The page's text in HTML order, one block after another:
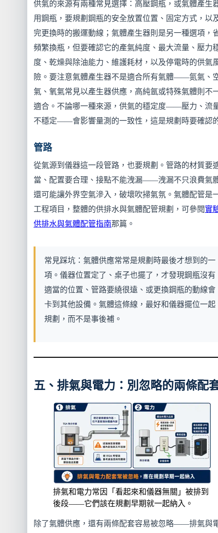
供氣的來源有兩種常見選擇：高壓鋼瓶，或氣體產生
用鋼瓶，要規劃鋼瓶的安全放置位置、固定方式，以
完更換時的搬運動線；氣體產生器則是另一種選項，
頻繁換瓶，但要確認它的產氣純度、最大流量、壓力
度、乾燥與除油能力、維護耗材，以及停電時的供氣
險。要注意氣體產生器不是適合所有氣體——氮氣、
氣、氧氣常見以產生器供應，高純氬或特殊氣體則不
適合。不論哪一種來源，供氣的穩定度——壓力、流
不穩定——會影響量測的一致性，這是規劃時要確認
管路
從氣源到儀器這一段管路，也要規劃。管路的材質要
當、配置要合理、接點不能洩漏——洩漏不只浪費氣
還可能讓外界空氣滲入，破壞吹掃氣氛。氣體配管是
工程項目，整體的供排水與氣體配管規劃，可參閱實
供排水與氣體配管指南那篇。
常見踩坑：氣體供應常常是規劃時最後才想到的一
項。儀器位置定了、桌子也擺了，才發現鋼瓶沒有
適當的位置、管路要繞很遠、或更換鋼瓶的動線會
卡到其他設備。氣體這條線，最好和儀器擺位一起
規劃，而不是事後補。
五、排氣與電力：別忽略的兩條配
排氣和電力常因「看起來和儀器無關」被排到
後段——它們該在規劃早期就一起納入。
除了氣體供應，還有兩條配套容易被忽略——排氣與